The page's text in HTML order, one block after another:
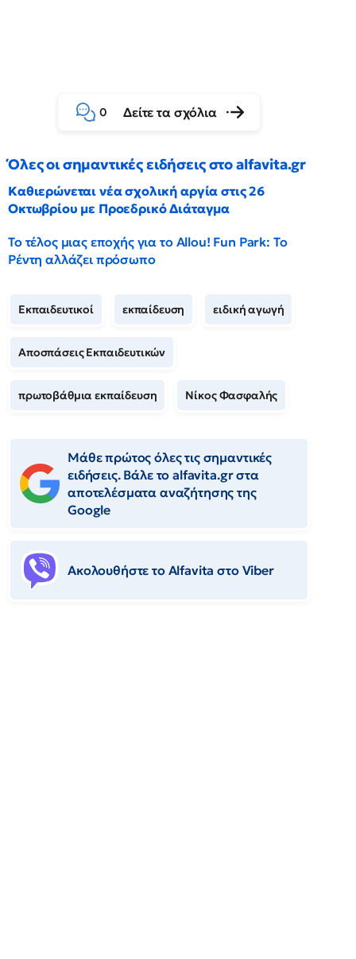
0 Δείτε τα σχόλια
Όλες οι σημαντικές ειδήσεις στο alfavita.gr
Καθιερώνεται νέα σχολική αργία στις 26
Οκτωβρίου με Προεδρικό Διάταγμα
Το τέλος μιας εποχής για το Allou! Fun Park: Το
Ρέντη αλλάζει πρόσωπο
Εκπαιδευτικοί εκπαίδευση ειδική αγωγή
Αποσπάσεις Εκπαιδευτικών
πρωτοβάθμια εκπαίδευση Νίκος Φασφαλής
Μάθε πρώτος όλες τις σημαντικές
ειδήσεις. Βάλε το alfavita.gr στα
αποτελέσματα αναζήτησης της
Google
Ακολουθήστε το Αlfavita στο Viber